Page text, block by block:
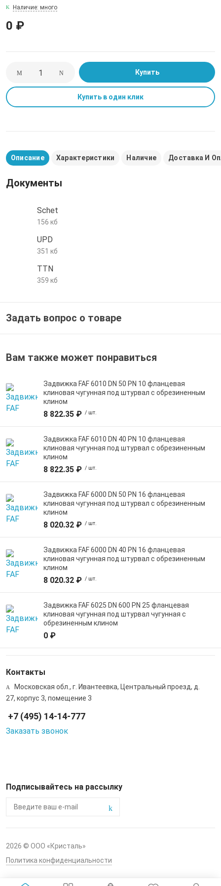
Наличие: много
0 ₽
Купить
Купить в один клик
Описание Характеристики Наличие Доставка И
Документы
Schet
156 кб
UPD
351 кб
TTN
359 кб
Задать вопрос о товаре
Вам также может понравиться
Задвижка FAF 6010 DN 50 PN 10 фланцевая
клиновая чугунная под штурвал с обрезиненным
клином
8 822.35 ₽ / шт.
Задвижка FAF 6010 DN 40 PN 10 фланцевая
клиновая чугунная под штурвал с обрезиненным
клином
8 822.35 ₽ / шт.
Задвижка FAF 6000 DN 50 PN 16 фланцевая
клиновая чугунная под штурвал с обрезиненным
клином
8 020.32 ₽ / шт.
Задвижка FAF 6000 DN 40 PN 16 фланцевая
клиновая чугунная под штурвал с обрезиненным
клином
8 020.32 ₽ / шт.
Задвижка FAF 6025 DN 600 PN 25 фланцевая
клиновая чугунная под штурвал чугунная с
обрезиненным клином
0 ₽
Контакты
Московская обл., г. Ивантеевка, Центральный проезд, д.
27, корпус 3, помещение 3
+7 (495) 14-14-777
Заказать звонок
Подписывайтесь на рассылку
2026 © ООО «Кристаль»
Политика конфиденциальности